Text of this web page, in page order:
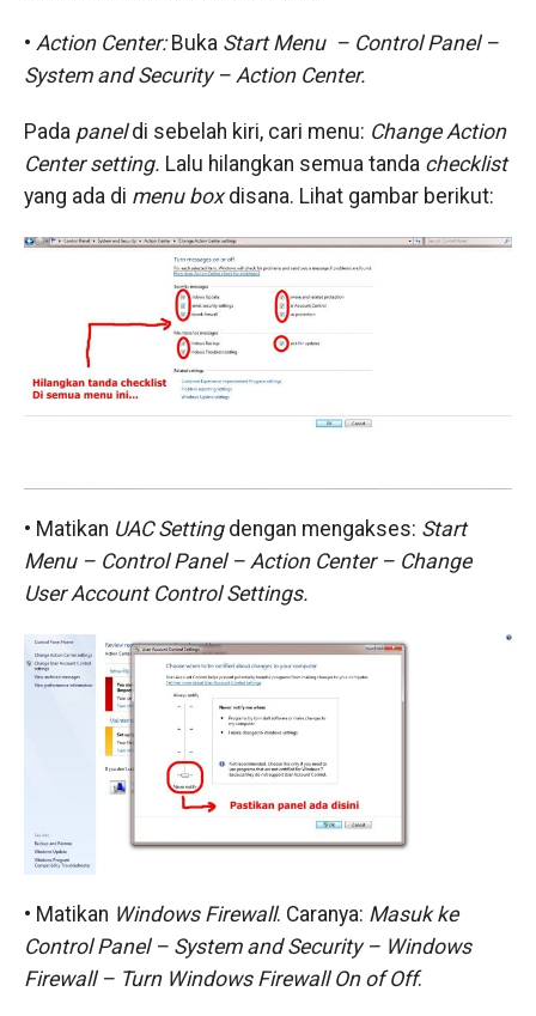
• Action Center: ​Buka Start Menu – Control Panel –
System and Security – Action Center.
Pada paneldi sebelah kiri, cari menu: ​Change Action
Center setting. ​Lalu hilangkan semua tanda checklist
yang ada di menu boxdisana. Lihat gambar berikut:
• Matikan UAC Setting ​dengan mengakses: Start
Menu – Control Panel – Action Center – Change
User Account Control Settings.
• Matikan Windows Firewall​. Caranya: Masuk ke
Control Panel – System and Security – Windows
Firewall – Turn Windows Firewall On of Off.